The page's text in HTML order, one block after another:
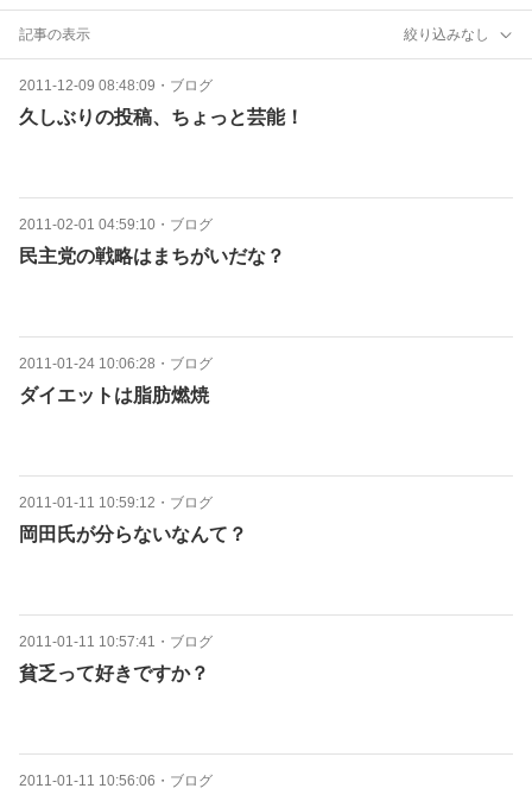
記事の表示 絞り込みなし
2011-12-09 08:48:09 ・ ブログ
久しぶりの投稿、ちょっと芸能！
2011-02-01 04:59:10 ・ ブログ
民主党の戦略はまちがいだな？
2011-01-24 10:06:28 ・ ブログ
ダイエットは脂肪燃焼
2011-01-11 10:59:12 ・ ブログ
岡田氏が分らないなんて？
2011-01-11 10:57:41 ・ ブログ
貧乏って好きですか？
2011-01-11 10:56:06 ・ ブログ